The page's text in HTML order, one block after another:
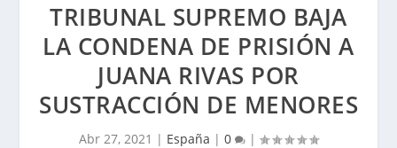
TRIBUNAL SUPREMO BAJA
LA CONDENA DE PRISIÓN A
JUANA RIVAS POR
SUSTRACCIÓN DE MENORES
Abr 27, 2021 | España | 0 |